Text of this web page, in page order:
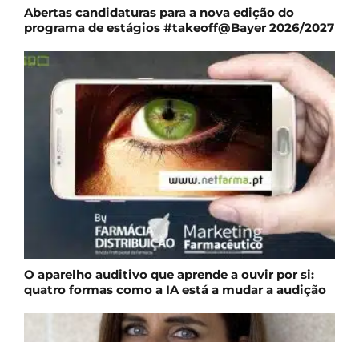
Abertas candidaturas para a nova edição do
programa de estágios #takeoff@Bayer 2026/2027
O aparelho auditivo que aprende a ouvir por si:
quatro formas como a IA está a mudar a audição